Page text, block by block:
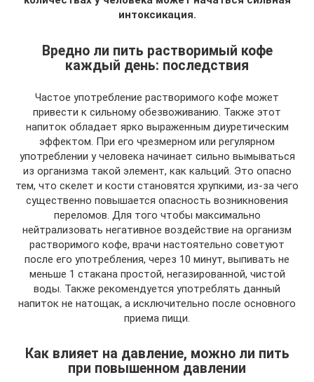
интоксикация.
Вредно ли пить растворимый кофе
каждый день: последствия
Частое употребление растворимого кофе может
привести к сильному обезвоживанию. Также этот
напиток обладает ярко выраженным диуретическим
эффектом. При его чрезмерном или регулярном
употреблении у человека начинает сильно вымываться
из организма такой элемент, как кальций. Это опасно
тем, что скелет и кости становятся хрупкими, из-за чего
существенно повышается опасность возникновения
переломов. Для того чтобы максимально
нейтрализовать негативное воздействие на организм
растворимого кофе, врачи настоятельно советуют
после его употребления, через 10 минут, выпивать не
меньше 1 стакана простой, негазированной, чистой
воды. Также рекомендуется употреблять данный
напиток не натощак, а исключительно после основного
приема пищи.
Как влияет на давление, можно ли пить
при повышенном давлении